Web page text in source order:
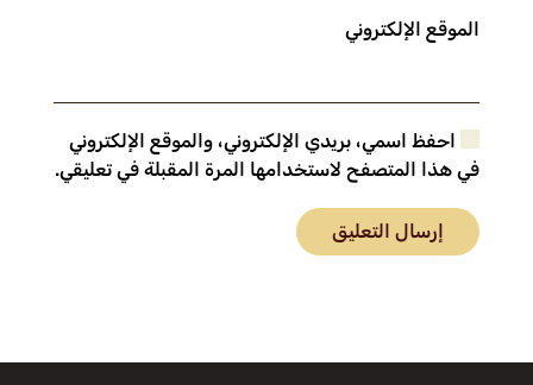
الموقع الإلكتروني
احفظ اسمي، بريدي الإلكتروني، والموقع الإلكتروني
في هذا المتصفح لاستخدامها المرة المقبلة في تعليقي.
إرسال التعليق